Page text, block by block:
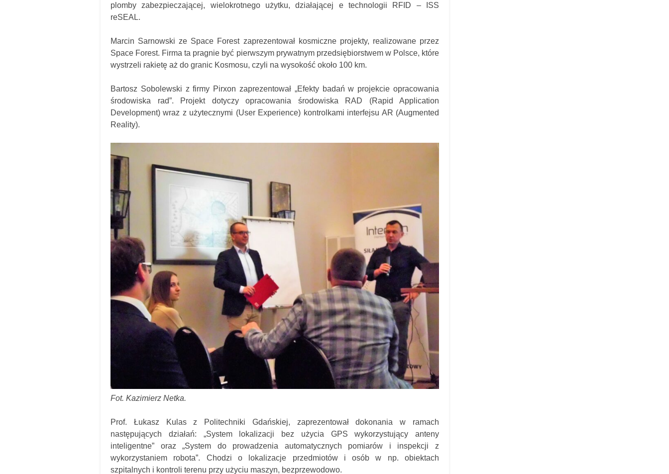
plomby zabezpieczającej, wielokrotnego użytku, działającej e technologii RFID – ISS
reSEAL.
Marcin Sarnowski ze Space Forest zaprezentował kosmiczne projekty, realizowane przez
Space Forest. Firma ta pragnie być pierwszym prywatnym przedsiębiorstwem w Polsce, które
wystrzeli rakietę aż do granic Kosmosu, czyli na wysokość około 100 km.
Bartosz Sobolewski z firmy Pirxon zaprezentował „Efekty badań w projekcie opracowania
środowiska rad”. Projekt dotyczy opracowania środowiska RAD (Rapid Application
Development) wraz z użytecznymi (User Experience) kontrolkami interfejsu AR (Augmented
Reality).
Fot. Kazimierz Netka.
Prof. Łukasz Kulas z Politechniki Gdańskiej, zaprezentował dokonania w ramach
następujących działań: „System lokalizacji bez użycia GPS wykorzystujący anteny
inteligentne” oraz „System do prowadzenia automatycznych pomiarów i inspekcji z
wykorzystaniem robota”. Chodzi o lokalizacje przedmiotów i osób w np. obiektach
szpitalnych i kontroli terenu przy użyciu maszyn, bezprzewodowo.